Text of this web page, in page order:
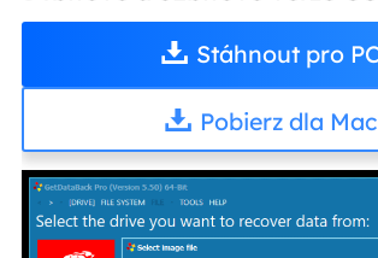
Stáhnout pro
Pobierz dla Mac